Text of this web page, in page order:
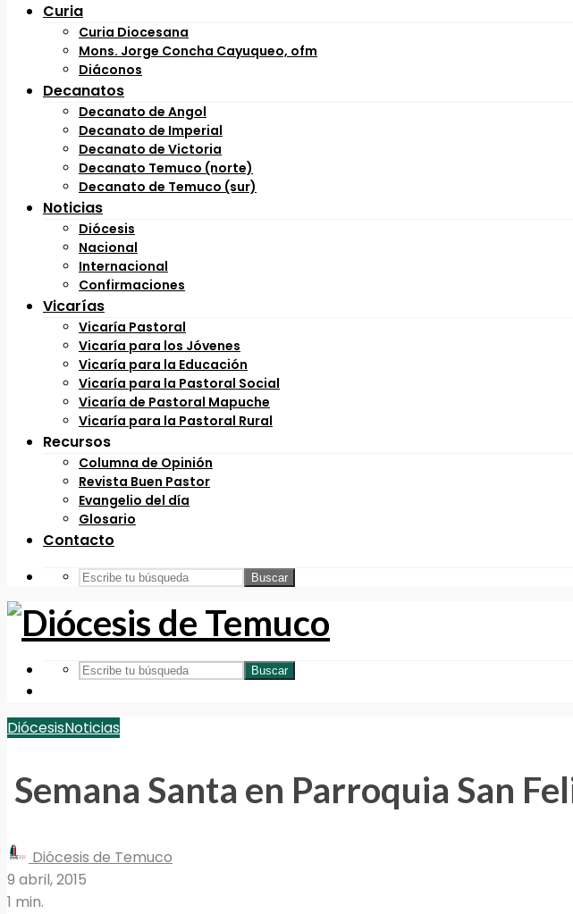
Curia
Curia Diocesana
Mons. Jorge Concha Cayuqueo, ofm
Diáconos
Decanatos
Decanato de Angol
Decanato de Imperial
Decanato de Victoria
Decanato Temuco (norte)
Decanato de Temuco (sur)
Noticias
Diócesis
Nacional
Internacional
Confirmaciones
Vicarías
Vicaría Pastoral
Vicaría para los Jóvenes
Vicaría para la Educación
Vicaría para la Pastoral Social
Vicaría de Pastoral Mapuche
Vicaría para la Pastoral Rural
Recursos
Columna de Opinión
Revista Buen Pastor
Evangelio del día
Glosario
Contacto
Buscar
Buscar
DiócesisNoticias
Semana Santa en Parroquia San
Diócesis de Temuco
9 abril, 2015
1 min.